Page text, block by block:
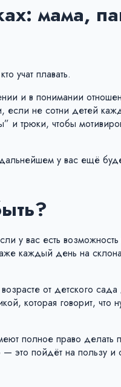
мама,
учат плавать.
и в понимании
если не сотни детей
и трюки, чтобы
у вас ещё
у вас есть возможность
каждый день на
от детского
которая говорит, что
полное право делать
это пойдёт на пользу и